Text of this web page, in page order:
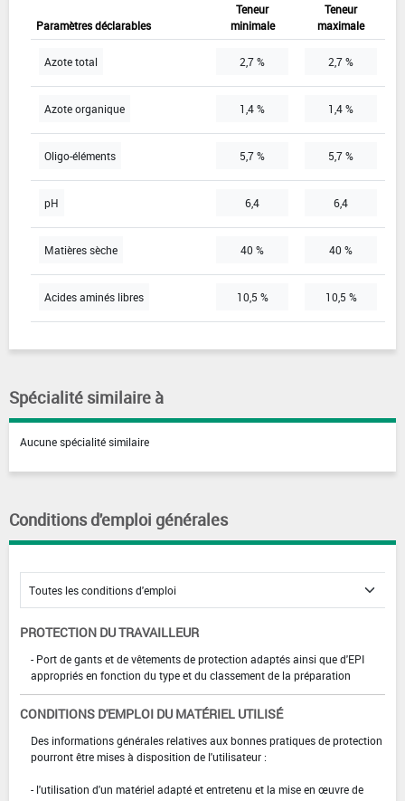
Paramètres déclarables
Teneur
minimale
Teneur
maximale
Azote total 2,7 % 2,7 %
Azote organique 1,4 % 1,4 %
Oligo-éléments 5,7 % 5,7 %
pH 6,4 6,4
Matières sèche 40 % 40 %
Acides aminés libres 10,5 % 10,5 %
Spécialité similaire à
Aucune spécialité similaire
Conditions d'emploi générales
PROTECTION DU TRAVAILLEUR
- Port de gants et de vêtements de protection adaptés ainsi que d'EPI
appropriés en fonction du type et du classement de la préparation
CONDITIONS D'EMPLOI DU MATÉRIEL UTILISÉ
Des informations générales relatives aux bonnes pratiques de protection
pourront être mises à disposition de l'utilisateur :
- l'utilisation d'un matériel adapté et entretenu et la mise en œuvre de